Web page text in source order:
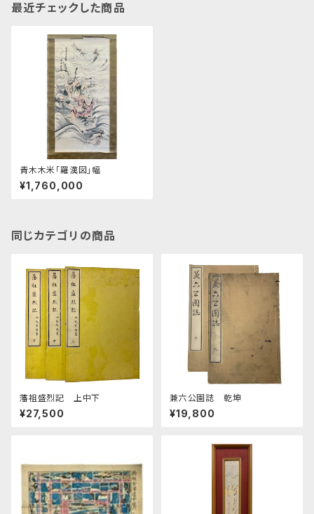
最近チェックした商品
青木木米「羅漢図」幅
¥1,760,000
同じカテゴリの商品
藩祖盛烈記 上中下
¥27,500
兼六公園誌 乾坤
¥19,800